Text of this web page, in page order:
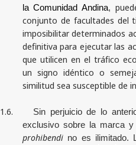
la Comunidad Andina,
conjunto de facultades del
imposibilitar determinados
definitiva para ejecutar las
que utilicen en el tráfico
un signo idéntico o
similitud sea susceptible de
1.6.
Sin perjuicio de lo
exclusivo sobre la marca
prohibendino es ilimitado.